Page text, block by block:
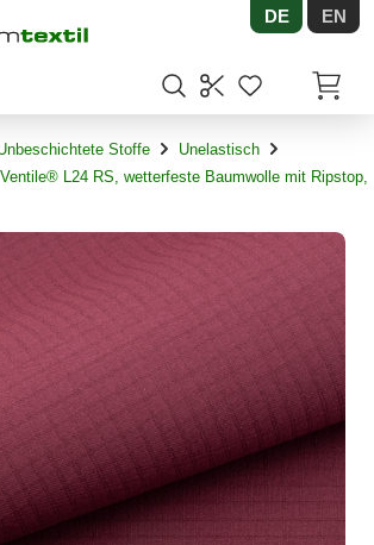
DE EN
Stoffe
Unelastisch
L24 RS, wetterfeste Baumwolle mit Ripstop,